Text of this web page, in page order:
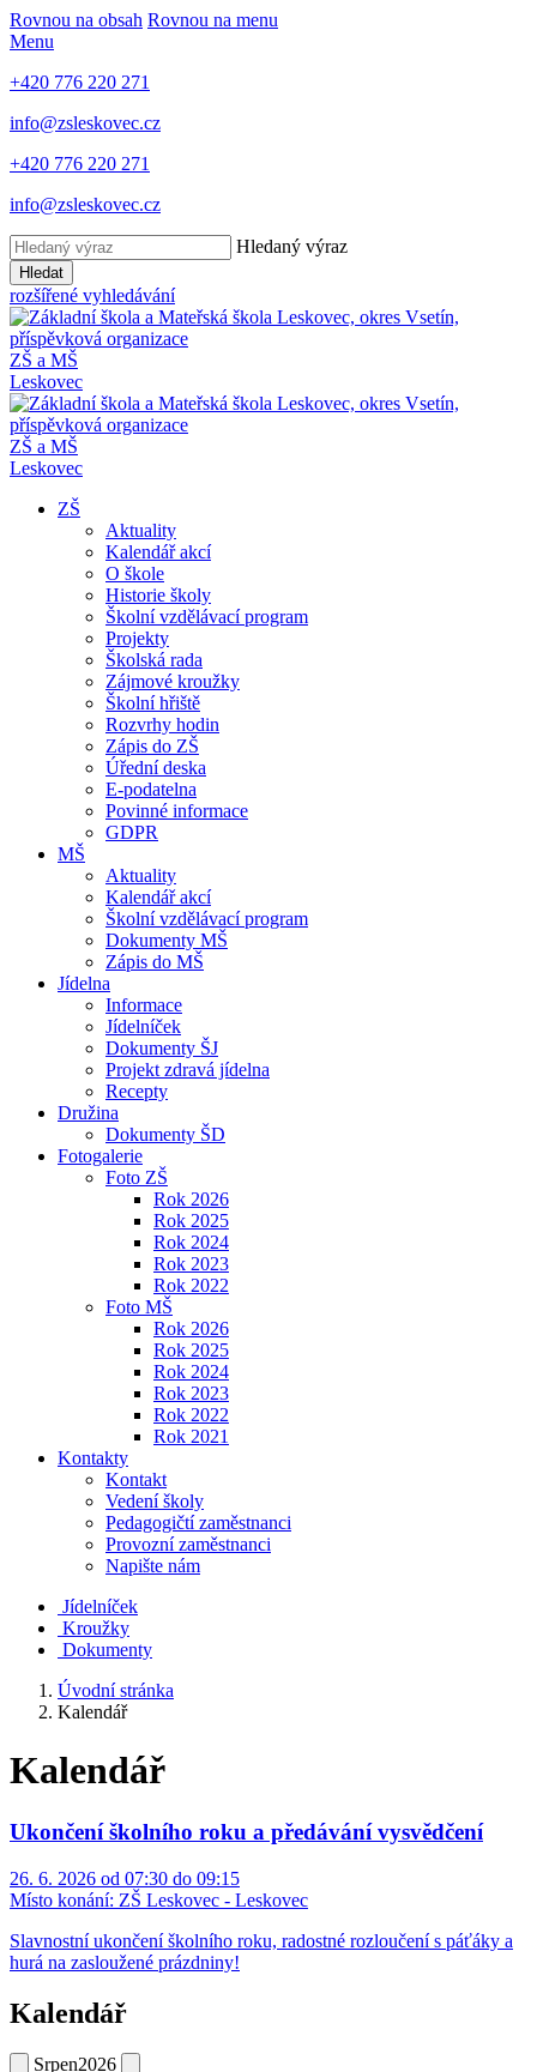
Rovnou na obsah Rovnou na menu
Menu
+420 776 220 271
info@zsleskovec.cz
+420 776 220 271
info@zsleskovec.cz
Hledaný výraz
Hledat
rozšířené vyhledávání
ZŠ a MŠ
Leskovec
ZŠ a MŠ
Leskovec
ZŠ
Aktuality
Kalendář akcí
O škole
Historie školy
Školní vzdělávací program
Projekty
Školská rada
Zájmové kroužky
Školní hřiště
Rozvrhy hodin
Zápis do ZŠ
Úřední deska
E-podatelna
Povinné informace
GDPR
MŠ
Aktuality
Kalendář akcí
Školní vzdělávací program
Dokumenty MŠ
Zápis do MŠ
Jídelna
Informace
Jídelníček
Dokumenty ŠJ
Projekt zdravá jídelna
Recepty
Družina
Dokumenty ŠD
Fotogalerie
Foto ZŠ
Rok 2026
Rok 2025
Rok 2024
Rok 2023
Rok 2022
Foto MŠ
Rok 2026
Rok 2025
Rok 2024
Rok 2023
Rok 2022
Rok 2021
Kontakty
Kontakt
Vedení školy
Pedagogičtí zaměstnanci
Provozní zaměstnanci
Napište nám
Jídelníček
Kroužky
Dokumenty
Úvodní stránka
Kalendář
Kalendář
Ukončení školního roku a předávání vysvědčení
26. 6. 2026 od 07:30 do 09:15
Místo konání: ZŠ Leskovec - Leskovec
Slavnostní ukončení školního roku, radostné rozloučení s páťáky a
hurá na zasloužené prázdniny!
Kalendář
Srpen2026